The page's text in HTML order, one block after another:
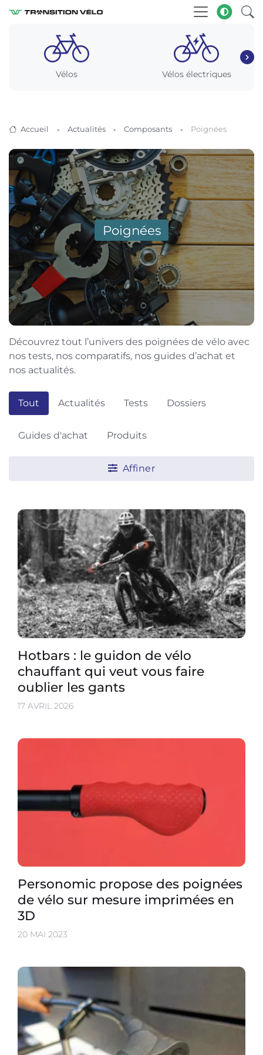
Vélos Vélos électriques
Accueil Actualités Composants Poignées
Poignées
Découvrez tout l’univers des poignées de vélo avec
nos tests, nos comparatifs, nos guides d’achat et
nos actualités.
Tout Actualités Tests Dossiers
Guides d'achat Produits
Affiner
Hotbars : le guidon de vélo
chauffant qui veut vous faire
oublier les gants
17 AVRIL 2026
Personomic propose des poignées
de vélo sur mesure imprimées en
3D
20 MAI 2023